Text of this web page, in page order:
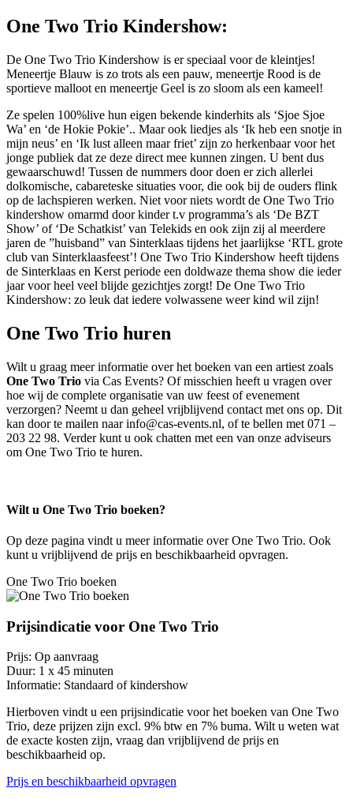
One Two Trio Kindershow:
De One Two Trio Kindershow is er speciaal voor de kleintjes!
Meneertje Blauw is zo trots als een pauw, meneertje Rood is de
sportieve malloot en meneertje Geel is zo sloom als een kameel!
Ze spelen 100%live hun eigen bekende kinderhits als ‘Sjoe Sjoe
Wa’ en ‘de Hokie Pokie’.. Maar ook liedjes als ‘Ik heb een snotje in
mijn neus’ en ‘Ik lust alleen maar friet’ zijn zo herkenbaar voor het
jonge publiek dat ze deze direct mee kunnen zingen. U bent dus
gewaarschuwd! Tussen de nummers door doen er zich allerlei
dolkomische, cabareteske situaties voor, die ook bij de ouders flink
op de lachspieren werken. Niet voor niets wordt de One Two Trio
kindershow omarmd door kinder t.v programma’s als ‘De BZT
Show’ of ‘De Schatkist’ van Telekids en ook zijn zij al meerdere
jaren de ”huisband” van Sinterklaas tijdens het jaarlijkse ‘RTL grote
club van Sinterklaasfeest’! One Two Trio Kindershow heeft tijdens
de Sinterklaas en Kerst periode een doldwaze thema show die ieder
jaar voor heel veel blijde gezichtjes zorgt! De One Two Trio
Kindershow: zo leuk dat iedere volwassene weer kind wil zijn!
One Two Trio huren
Wilt u graag meer informatie over het boeken van een artiest zoals
One Two Trio via Cas Events? Of misschien heeft u vragen over
hoe wij de complete organisatie van uw feest of evenement
verzorgen? Neemt u dan geheel vrijblijvend contact met ons op. Dit
kan door te mailen naar info@cas-events.nl, of te bellen met 071 –
203 22 98. Verder kunt u ook chatten met een van onze adviseurs
om One Two Trio te huren.
Wilt u One Two Trio boeken?
Op deze pagina vindt u meer informatie over One Two Trio. Ook
kunt u vrijblijvend de prijs en beschikbaarheid opvragen.
One Two Trio boeken
Prijsindicatie voor One Two Trio
Prijs: Op aanvraag
Duur: 1 x 45 minuten
Informatie: Standaard of kindershow
Hierboven vindt u een prijsindicatie voor het boeken van One Two
Trio, deze prijzen zijn excl. 9% btw en 7% buma. Wilt u weten wat
de exacte kosten zijn, vraag dan vrijblijvend de prijs en
beschikbaarheid op.
Prijs en beschikbaarheid opvragen